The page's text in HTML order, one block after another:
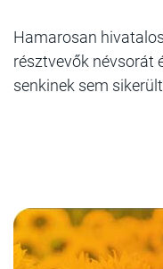
Hamarosan
résztvevők névsorát
senkinek sem